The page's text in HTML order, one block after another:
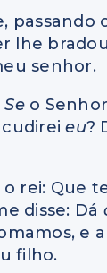
passando
lhe
senhor.
Se o
eu?
rei: Que
disse: Dá
e
filho.